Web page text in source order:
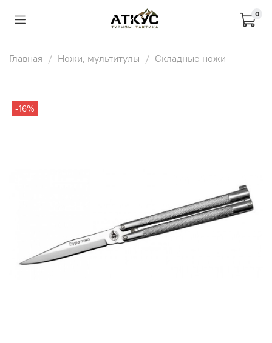
0
Главная Ножи, мультитулы Складные ножи
-16%